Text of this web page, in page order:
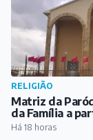
CIDADE
Domingo no
Municipal
Há 19 horas